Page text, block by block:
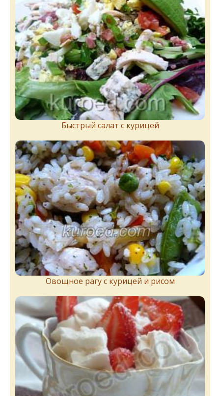
Быстрый салат с курицей
Овощное рагу с курицей и рисом